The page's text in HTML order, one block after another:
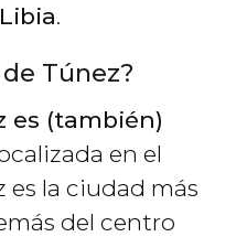
Libia.
Túnez?
es (también)
en el
es la ciudad más
del centro